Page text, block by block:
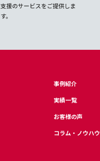
支援のサービスをご提供しま
す。
事例紹介
実績一覧
お客様の声
コラム・ノウハウ